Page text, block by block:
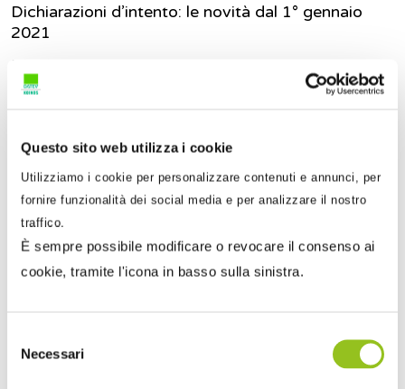
Questo sito web utilizza i cookie
Utilizziamo i cookie per personalizzare contenuti e annunci, per
fornire funzionalità dei social media e per analizzare il nostro
traffico.
È sempre possibile modificare o revocare il consenso ai
cookie, tramite l'icona in basso sulla sinistra.
delNecessari
Dichiarazioni d’intento: le novità dal 1° gennaio
2021
Dal 1° gennaio 2021, la Legge di Bilancio 2021 inibisce
l’emissione di nuove dichiarazioni d’intento da parte de...